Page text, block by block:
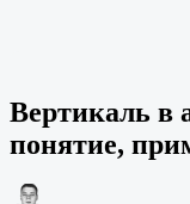
Вертикаль в
понятие,